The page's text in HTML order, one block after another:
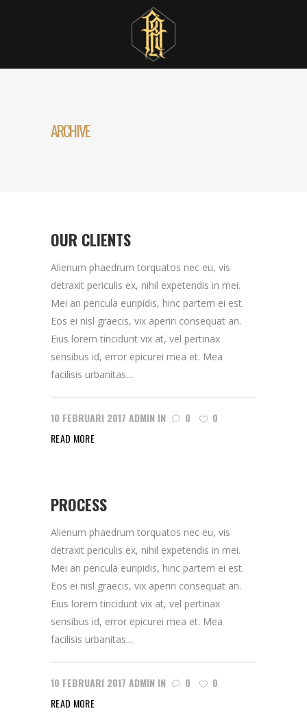
ARCHIVE
OUR CLIENTS
Alienum phaedrum torquatos nec eu, vis
detraxit periculis ex, nihil expetendis in mei.
Mei an pericula euripidis, hinc partem ei est.
Eos ei nisl graecis, vix aperiri consequat an.
Eius lorem tincidunt vix at, vel pertinax
sensibus id, error epicurei mea et. Mea
facilisis urbanitas...
10 FEBRUARI 2017 ADMIN IN 0
0
READ MORE
PROCESS
Alienum phaedrum torquatos nec eu, vis
detraxit periculis ex, nihil expetendis in mei.
Mei an pericula euripidis, hinc partem ei est.
Eos ei nisl graecis, vix aperiri consequat an.
Eius lorem tincidunt vix at, vel pertinax
sensibus id, error epicurei mea et. Mea
facilisis urbanitas...
10 FEBRUARI 2017 ADMIN IN 0
0
READ MORE